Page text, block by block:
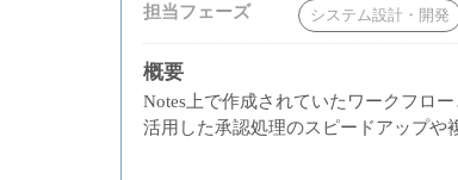
担当フェーズ システム設計・開発
概要
Notes上で作成されていたワークフロ
活用した承認処理のスピードアップや